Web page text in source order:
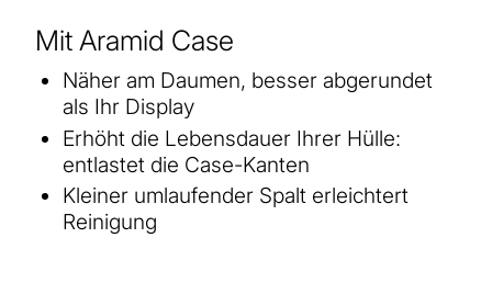
Mit Aramid Case
Näher am Daumen, besser abgerundet
als Ihr Display
Erhöht die Lebensdauer Ihrer Hülle:
entlastet die Case-Kanten
Kleiner umlaufender Spalt erleichtert
Reinigung